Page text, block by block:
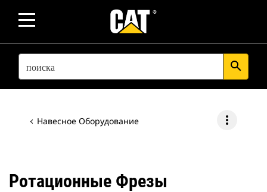
SEARCH search
Навесное Оборудование more_vert
Ротационные Фрезы